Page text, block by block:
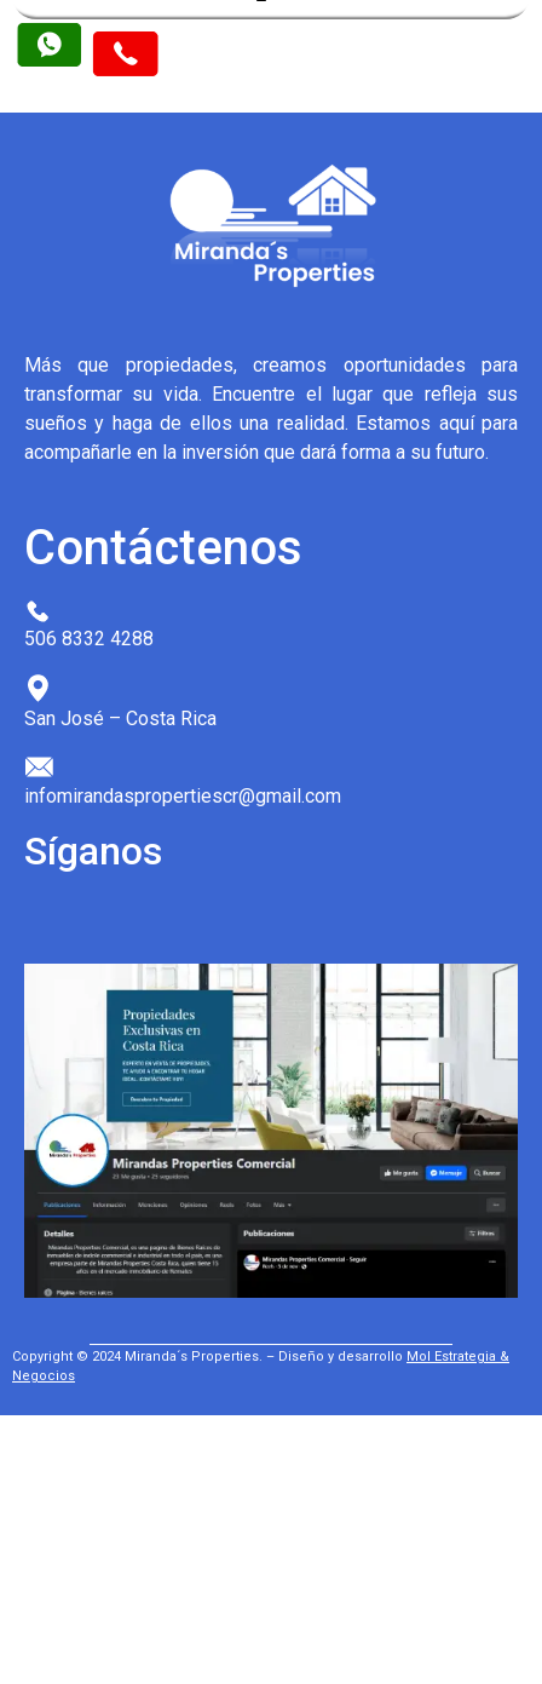
Más que propiedades, creamos oportunidades para
transformar su vida. Encuentre el lugar que refleja sus
sueños y haga de ellos una realidad. Estamos aquí para
acompañarle en la inversión que dará forma a su futuro.
Contáctenos
506 8332 4288
San José – Costa Rica
infomirandaspropertiescr@gmail.com
Síganos
Copyright © 2024 Miranda´s Properties. – Diseño y desarrollo Mol Estrategia &
Negocios